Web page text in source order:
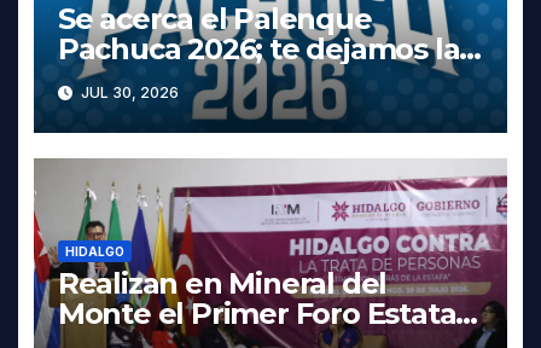
Se acerca el Palenque
Pachuca 2026; te dejamos la
cartelera completa, las fechas
y los precios
JUL 30, 2026
HIDALGO
Realizan en Mineral del
Monte el Primer Foro Estatal